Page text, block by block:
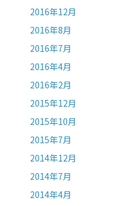
2016年12月
2016年8月
2016年7月
2016年4月
2016年2月
2015年12月
2015年10月
2015年7月
2014年12月
2014年7月
2014年4月